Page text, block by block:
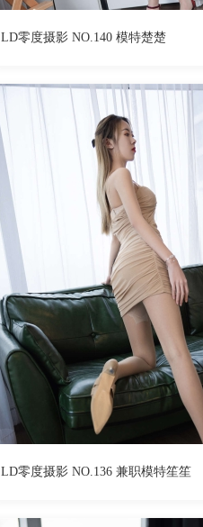
2956 阅读
魅丝社
1739 阅读
LD零度摄影 NO.140 模特楚楚
魅丝社
LD零度摄影 NO.136 兼职模特笙笙